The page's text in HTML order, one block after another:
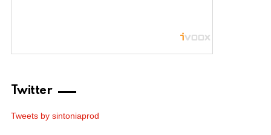
Twitter
Tweets by sintoniaprod